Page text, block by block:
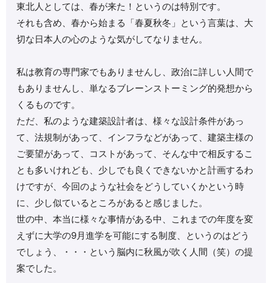
東北人としては、春が来た！というのは特別です。
それも含め、春から始まる「春夏秋冬」という言葉は、大
切な日本人の心のような気がしてなりません。
私は教育の専門家でもありませんし、政治に詳しい人間で
もありませんし、単なるブレーンストーミング的発想から
くるものです。
ただ、私のような建築設計者は、様々な設計条件があっ
て、法規制があって、インフラなどがあって、建築主様の
ご要望があって、コストがあって、そんな中で相反するこ
とも多いけれども、少しでも良くできないかと計画するわ
けですが、今回のような社会をどうしていくかという時
に、少し似ているところがあると感じました。
世の中、本当に様々な事情がある中、これまでの年度を変
えずに大学の9月進学を可能にする制度、というのはどう
でしょう、・・・という脳内に秋風が吹く人間（笑）の提
案でした。